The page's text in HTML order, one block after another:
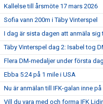
Kallelse till årsmöte 17 mars 2026
Sofia vann 200m i Täby Vinterspel
I dag är sista dagen att anmäla sig
Täby Vinterspel dag 2: Isabel tog
Flera DM-medaljer under första
Ebba 5:24 på 1 mile i USA
Nu är anmälan till IFK-galan inne
Vill du vara med och forma IFK